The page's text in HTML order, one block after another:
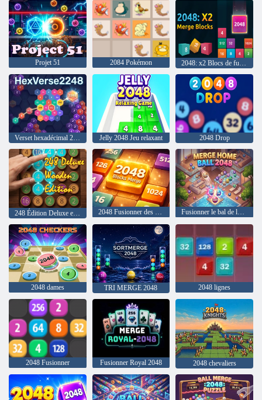
Projet 51 2084 Pokémon 2048: x2 Blocs de fusion
Verset hexadécimal 2248 Jelly 2048 Jeu relaxant 2048 Drop
2048 Fusionner des blocs Fusionner le bal de la maison 2048
2048 dames TRI MERGE 2048 2048 lignes
2048 Fusionner Fusionner Royal 2048 2048 chevaliers